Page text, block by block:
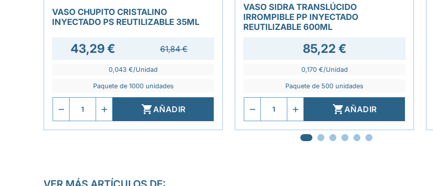
VASO CHUPITO CRISTALINO
INYECTADO PS REUTILIZABLE 35ML
43,29 € 61,84 €
0,043 €/Unidad
Paquete de 1000 unidades
AÑADIR
VASO SIDRA TRANSLÚCIDO
IRROMPIBLE PP INYECTADO
REUTILIZABLE 600ML
85,22 €
0,170 €/Unidad
Paquete de 500 unidades
AÑADIR